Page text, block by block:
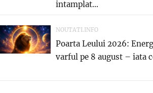
intamplat...
NOUTATI.INFO
Poarta Leului 2026:
varful pe 8 august – iata